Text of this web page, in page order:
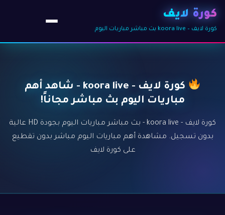
كورة لايف
كورة لايف – koora live بث مباشر مباريات اليوم
كورة لايف - koora live - شاهد أهم
مباريات اليوم بث مباشر مجاناً!
كورة لايف - koora live - بث مباشر مباريات اليوم بجودة HD عالية
بدون تسجيل. مشاهدة أهم مباريات اليوم مباشر بدون تقطيع
على كورة لايف